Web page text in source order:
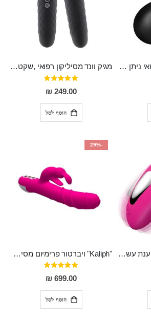
חוקן גדול מסיליקון רפואי ניתן לשימוש גם כפלאג וגם כחרוזים אנאלים מגיק וונד מסיליקון רפואי ,שקט במיוחד, נטען בעל 10 מהירויות שונות "Erna"
דירוג:
100%
249.00 ₪
הוסף לסל
טבעת רטט "אולרו" נטענת עשויה סיליקון רפואי עם רטט חזק ומטריף חושים
-29%
"Kaliph" ויברטור פרימיום מסיליקון רפואי , נטען, שקט במיוחד, מסתובב ומתפתל, שמנמן עם חדירה 14 סמ
דירוג:
100%
699.00 ₪
הוסף לסל